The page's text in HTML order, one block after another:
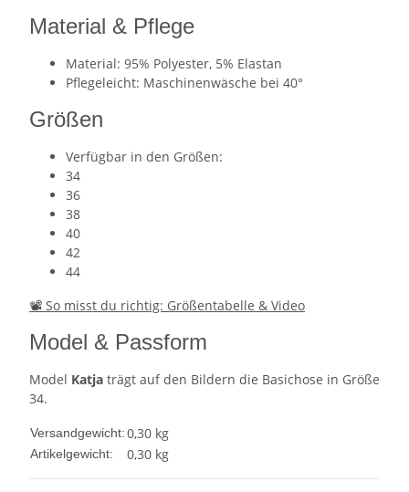
Material & Pflege
Material: 95% Polyester, 5% Elastan
Pflegeleicht: Maschinenwäsche bei 40°
Größen
Verfügbar in den Größen:
34
36
38
40
42
44
📽 So misst du richtig: Größentabelle & Video
Model & Passform
Model Katja trägt auf den Bildern die Basichose in Größe
34.
Versandgewicht:0,30 kg
Artikelgewicht: 0,30 kg